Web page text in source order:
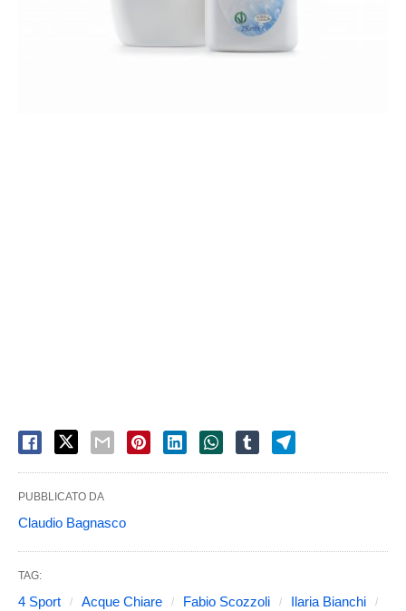
PUBBLICATO DA
Claudio Bagnasco
TAG:
4 Sport Acque Chiare Fabio Scozzoli
Ilaria Bianchi